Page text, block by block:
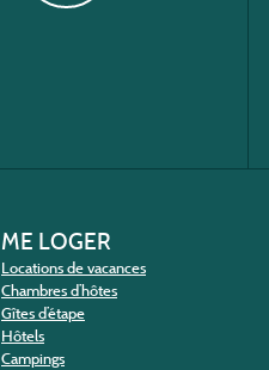
ME LOGER
Locations de vacances
Chambres d’hôtes
Gîtes d’étape
Hôtels
Campings